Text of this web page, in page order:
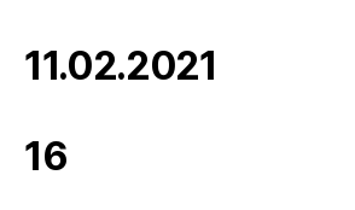
11.02.2021
16